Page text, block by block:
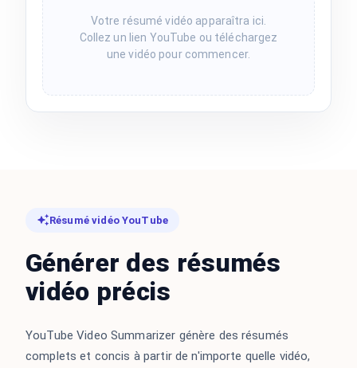
Votre résumé vidéo apparaîtra ici.
Collez un lien YouTube ou téléchargez
une vidéo pour commencer.
Résumé vidéo YouTube
Générer des résumés
vidéo précis
YouTube Video Summarizer génère des résumés
complets et concis à partir de n'importe quelle vidéo,